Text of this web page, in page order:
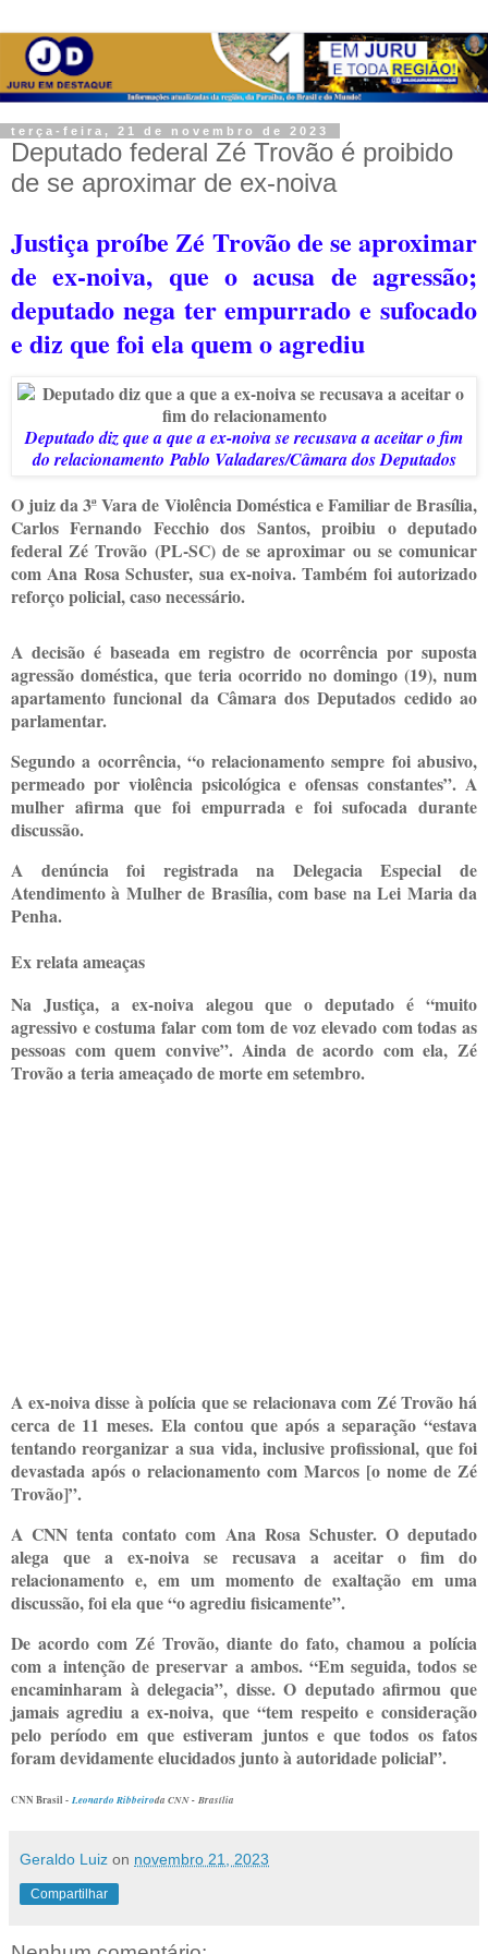
terça-feira, 21 de novembro de 2023
Deputado federal Zé Trovão é proibido
de se aproximar de ex-noiva
Justiça proíbe Zé Trovão de se aproximar
de ex-noiva, que o acusa de agressão;
deputado nega ter empurrado e sufocado
e diz que foi ela quem o agrediu
Deputado diz que a que a ex-noiva se recusava a aceitar o fim
do relacionamentoPablo Valadares/Câmara dos Deputados
O juiz da 3ª Vara de Violência Doméstica e Familiar de Brasília,
Carlos Fernando Fecchio dos Santos, proibiu o deputado
federal Zé Trovão (PL-SC) de se aproximar ou se comunicar
com Ana Rosa Schuster, sua ex-noiva. Também foi autorizado
reforço policial, caso necessário.
A decisão é baseada em registro de ocorrência por suposta
agressão doméstica, que teria ocorrido no domingo (19), num
apartamento funcional da Câmara dos Deputados cedido ao
parlamentar.
Segundo a ocorrência, “o relacionamento sempre foi abusivo,
permeado por violência psicológica e ofensas constantes”. A
mulher afirma que foi empurrada e foi sufocada durante
discussão.
A denúncia foi registrada na Delegacia Especial de
Atendimento à Mulher de Brasília, com base na Lei Maria da
Penha.
Ex relata ameaças
Na Justiça, a ex-noiva alegou que o deputado é “muito
agressivo e costuma falar com tom de voz elevado com todas as
pessoas com quem convive”. Ainda de acordo com ela, Zé
Trovão a teria ameaçado de morte em setembro.
A ex-noiva disse à polícia que se relacionava com Zé Trovão há
cerca de 11 meses. Ela contou que após a separação “estava
tentando reorganizar a sua vida, inclusive profissional, que foi
devastada após o relacionamento com Marcos [o nome de Zé
Trovão]”.
A CNN tenta contato com Ana Rosa Schuster. O deputado
alega que a ex-noiva se recusava a aceitar o fim do
relacionamento e, em um momento de exaltação em uma
discussão, foi ela que “o agrediu fisicamente”.
De acordo com Zé Trovão, diante do fato, chamou a polícia
com a intenção de preservar a ambos. “Em seguida, todos se
encaminharam à delegacia”, disse. O deputado afirmou que
jamais agrediu a ex-noiva, que “tem respeito e consideração
pelo período em que estiveram juntos e que todos os fatos
foram devidamente elucidados junto à autoridade policial”.
CNN Brasil - Leonardo Ribbeiroda CNN - Brasília
Geraldo Luiz on novembro 21, 2023
Compartilhar